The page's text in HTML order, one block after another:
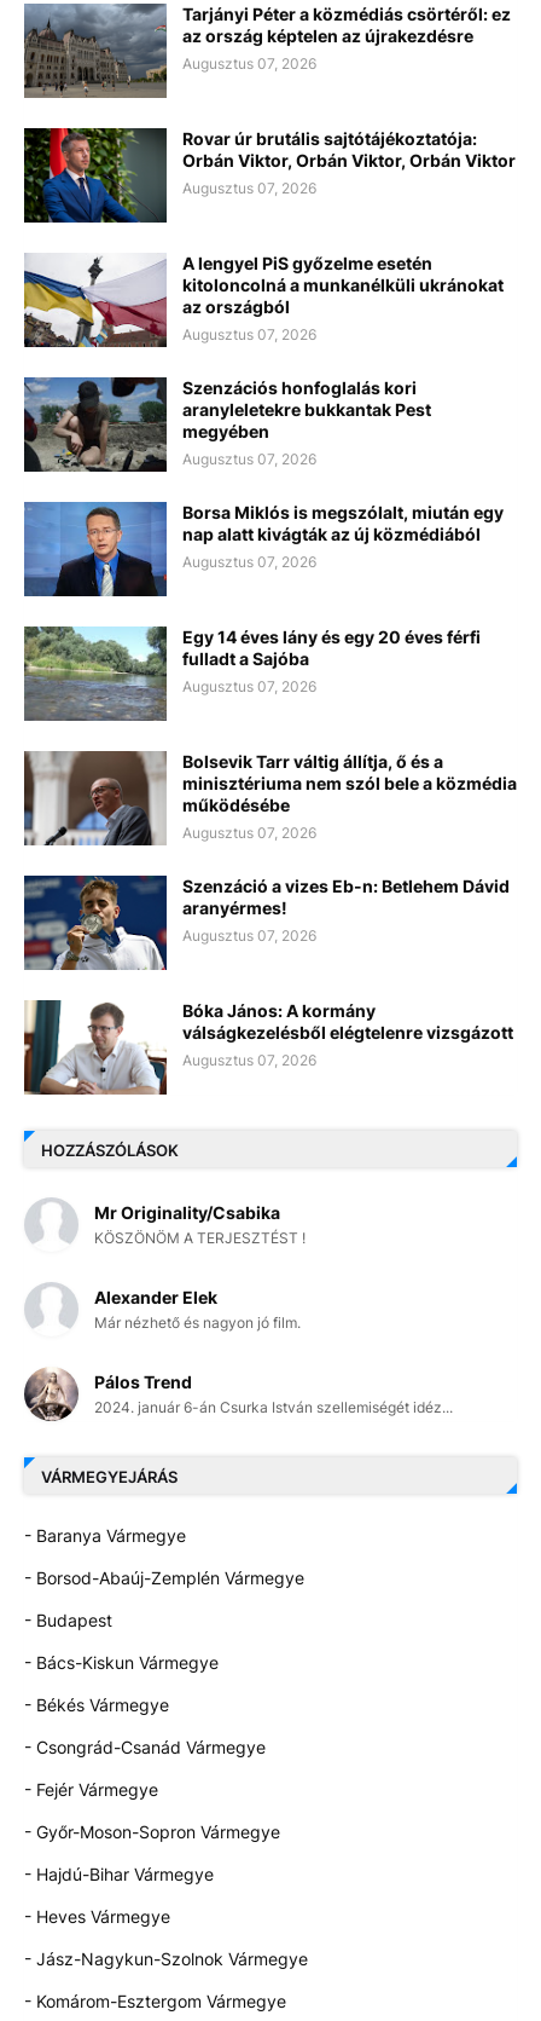
Tarjányi Péter a közmédiás csörtéről: ez
az ország képtelen az újrakezdésre
Augusztus 07, 2026
Rovar úr brutális sajtótájékoztatója:
Orbán Viktor, Orbán Viktor, Orbán Viktor
Augusztus 07, 2026
A lengyel PiS győzelme esetén
kitoloncolná a munkanélküli ukránokat
az országból
Augusztus 07, 2026
Szenzációs honfoglalás kori
aranyleletekre bukkantak Pest
megyében
Augusztus 07, 2026
Borsa Miklós is megszólalt, miután egy
nap alatt kivágták az új közmédiából
Augusztus 07, 2026
Egy 14 éves lány és egy 20 éves férfi
fulladt a Sajóba
Augusztus 07, 2026
Bolsevik Tarr váltig állítja, ő és a
minisztériuma nem szól bele a közmédia
működésébe
Augusztus 07, 2026
Szenzáció a vizes Eb-n: Betlehem Dávid
aranyérmes!
Augusztus 07, 2026
Bóka János: A kormány
válságkezelésből elégtelenre vizsgázott
Augusztus 07, 2026
HOZZÁSZÓLÁSOK
Mr Originality/Csabika
KÖSZÖNÖM A TERJESZTÉST !
Alexander Elek
Már nézhető és nagyon jó film.
Pálos Trend
2024. január 6-án Csurka István szellemiségét idéz...
VÁRMEGYEJÁRÁS
- Baranya Vármegye
- Borsod-Abaúj-Zemplén Vármegye
- Budapest
- Bács-Kiskun Vármegye
- Békés Vármegye
- Csongrád-Csanád Vármegye
- Fejér Vármegye
- Győr-Moson-Sopron Vármegye
- Hajdú-Bihar Vármegye
- Heves Vármegye
- Jász-Nagykun-Szolnok Vármegye
- Komárom-Esztergom Vármegye